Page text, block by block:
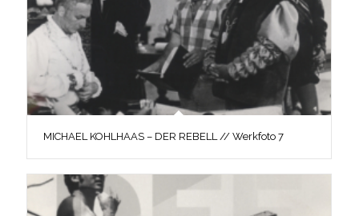
MICHAEL KOHLHAAS – DER REBELL // Werkfoto 7